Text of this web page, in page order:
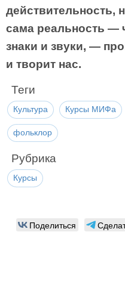
действительность,
сама реальность —
знаки и звуки, —
и творит нас.
Теги
Культура Курсы МИФа
фольклор
Рубрика
Курсы
Поделиться